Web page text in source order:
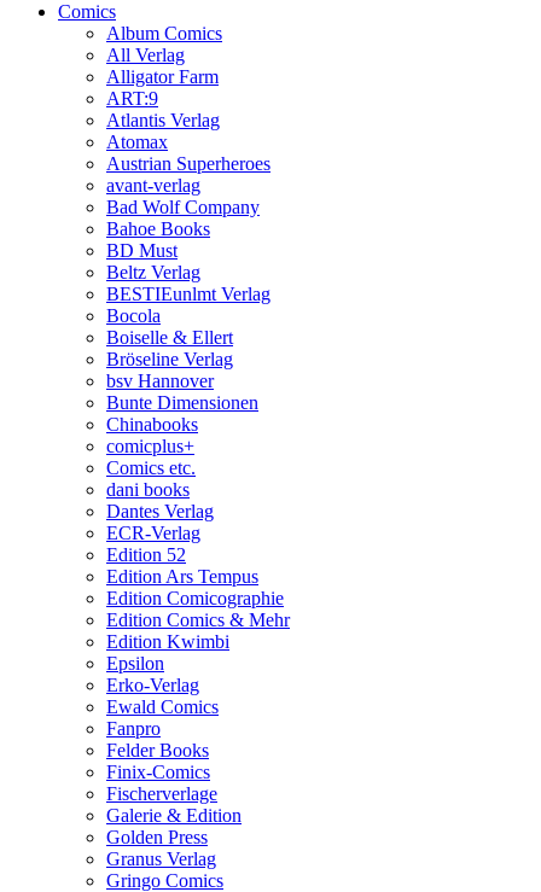
Comics
Album Comics
All Verlag
Alligator Farm
ART:9
Atlantis Verlag
Atomax
Austrian Superheroes
avant-verlag
Bad Wolf Company
Bahoe Books
BD Must
Beltz Verlag
BESTIEunlmt Verlag
Bocola
Boiselle & Ellert
Bröseline Verlag
bsv Hannover
Bunte Dimensionen
Chinabooks
comicplus+
Comics etc.
dani books
Dantes Verlag
ECR-Verlag
Edition 52
Edition Ars Tempus
Edition Comicographie
Edition Comics & Mehr
Edition Kwimbi
Epsilon
Erko-Verlag
Ewald Comics
Fanpro
Felder Books
Finix-Comics
Fischerverlage
Galerie & Edition
Golden Press
Granus Verlag
Gringo Comics